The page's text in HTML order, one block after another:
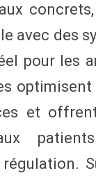
avec des
pour les
et